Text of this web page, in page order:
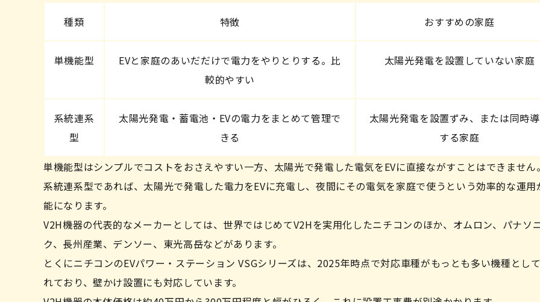
種類 特徴 おすすめの家庭
単機能型
EVと家庭のあいだだけで電力をやりとりする。比
較的やすい
太陽光発電を設置していない家庭
系統連系
型
太陽光発電・蓄電池・EVの電力をまとめて管理で
きる
太陽光発電を設置ずみ、または同時
する家庭
単機能型はシンプルでコストをおさえやすい一方、太陽光で発電した電気をEVに直接ながすことはできません
系統連系型であれば、太陽光で発電した電力をEVに充電し、夜間にその電気を家庭で使うという効率的な運用
能になります。
V2H機器の代表的なメーカーとしては、世界ではじめてV2Hを実用化したニチコンのほか、オムロン、パナソ
ク、長州産業、デンソー、東光高岳などがあります。
とくにニチコンのEVパワー・ステーション VSGシリーズは、2025年時点で対応車種がもっとも多い機種とし
れており、壁かけ設置にも対応しています。